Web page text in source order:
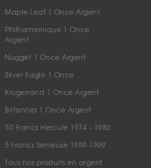
Maple Leaf 1 Once Argent
Philharmonique 1 Once
Argent
Nugget 1 Once Argent
Silver Eagle 1 Once
Krugerrand 1 Once Argent
Britannia 1 Once Argent
50 Francs Hercule 1974 - 1980
5 Francs Semeuse 1959-1969
Tous nos produits en argent